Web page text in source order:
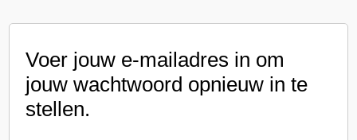
Voer jouw e-mailadres in om
jouw wachtwoord opnieuw in te
stellen.